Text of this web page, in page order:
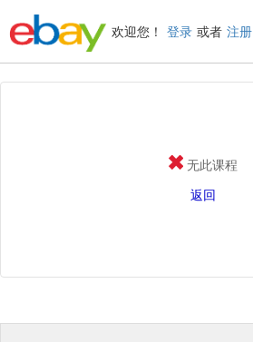
欢迎您！ 登录 或者 注册
无此课程
返回